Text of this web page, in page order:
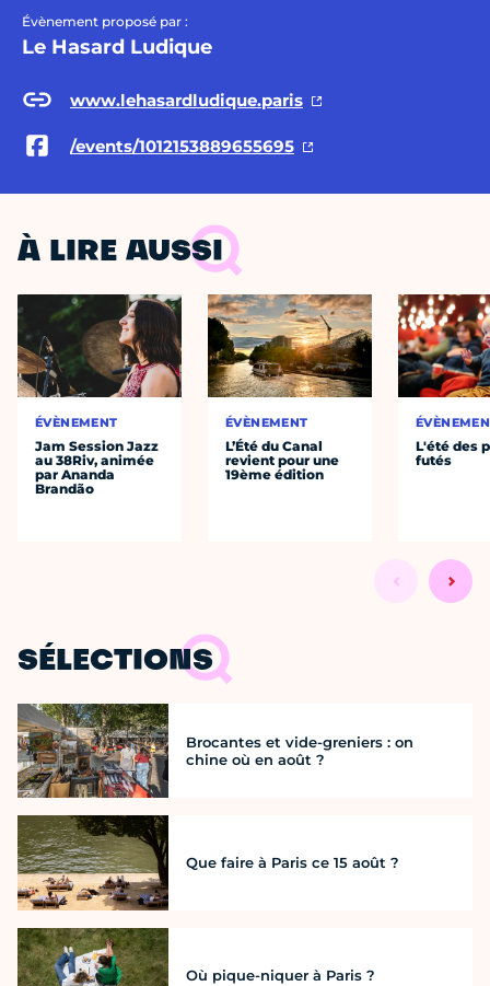
Évènement proposé par :
Le Hasard Ludique
www.lehasardludique.paris
/events/1012153889655695
À LIRE AUSSI
ÉVÈNEMENT
Jam Session Jazz
au 38Riv, animée
par Ananda
Brandão
ÉVÈNEMENT
L’Été du Canal
revient pour une
19ème édition
L'été des
futés
SÉLECTIONS
Brocantes et vide-greniers : on
chine où en août ?
Que faire à Paris ce 15 août ?
Où pique-niquer à Paris ?